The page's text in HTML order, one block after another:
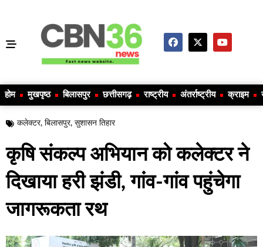
होम मुखपृष्ठ बिलासपुर छत्तीसगढ़ राष्ट्रीय अंतर्राष्ट्रीय क्राइम
कलेक्टर, बिलासपुर, सुशासन तिहार
कृषि संकल्प अभियान को कलेक्टर ने
दिखाया हरी झंडी, गांव-गांव पहुंचेगा
जागरूकता रथ